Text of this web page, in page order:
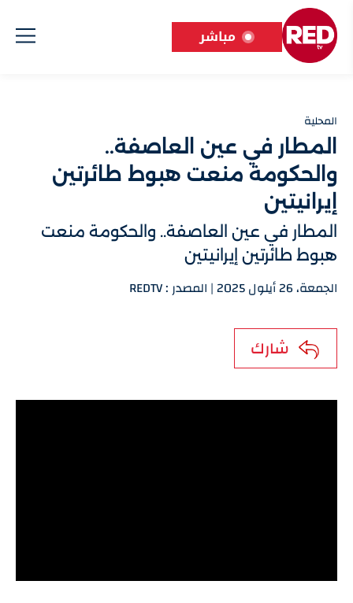
مباشر
المحلية
المطار في عين العاصفة..
والحكومة منعت هبوط طائرتين
إيرانيتين
المطار في عين العاصفة.. والحكومة منعت
هبوط طائرتين إيرانيتين
الجمعة، 26 أيلول 2025 | المصدر : REDTV
شارك